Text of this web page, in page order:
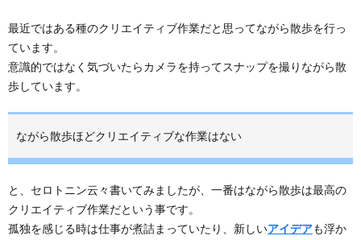
最近ではある種のクリエイティブ作業だと思ってながら散歩を行っ
ています。
意識的ではなく気づいたらカメラを持ってスナップを撮りながら散
歩しています。
ながら散歩ほどクリエイティブな作業はない
と、セロトニン云々書いてみましたが、一番はながら散歩は最高の
クリエイティブ作業だという事です。
孤独を感じる時は仕事が煮詰まっていたり、新しいアイデアも浮か